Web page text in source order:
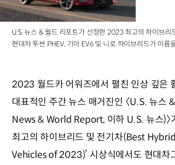
U.S. 뉴스 & 월드 리포트가 선정한 2023 최고의 하이브리
현대차 투싼 PHEV, 기아 EV6 및 니로 하이브리드가 이름
2023 월드카 어워즈에서 펼친 인상 깊은
대표적인 주간 뉴스 매거진인 〈U.S. 뉴스
News & World Report, 이하 U.S. 뉴스)〉
최고의 하이브리드 및 전기차(Best
Vehicles of 2023)’ 시상식에서도 현대차